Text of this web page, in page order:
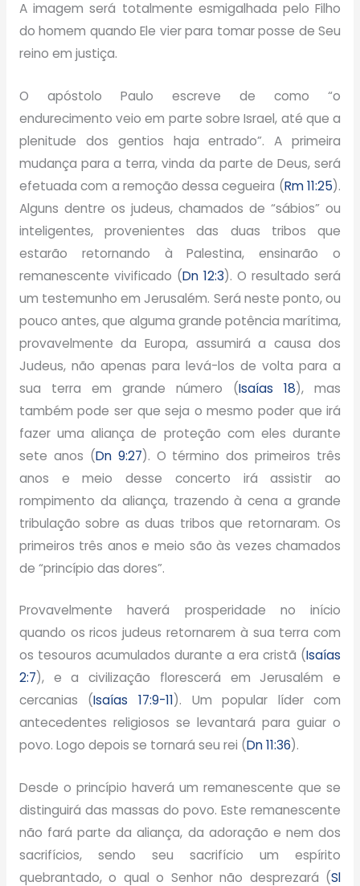
A imagem será totalmente esmigalhada pelo Filho
do homem quando Ele vier para tomar posse de Seu
reino em justiça.
O apóstolo Paulo escreve de como “o
endurecimento veio em parte sobre Israel, até que a
plenitude dos gentios haja entrado”. A primeira
mudança para a terra, vinda da parte de Deus, será
efetuada com a remoção dessa cegueira (Rm 11:25).
Alguns dentre os judeus, chamados de “sábios” ou
inteligentes, provenientes das duas tribos que
estarão retornando à Palestina, ensinarão o
remanescente vivificado (Dn 12:3). O resultado será
um testemunho em Jerusalém. Será neste ponto, ou
pouco antes, que alguma grande potência marítima,
provavelmente da Europa, assumirá a causa dos
Judeus, não apenas para levá-los de volta para a
sua terra em grande número (Isaías 18), mas
também pode ser que seja o mesmo poder que irá
fazer uma aliança de proteção com eles durante
sete anos (Dn 9:27). O término dos primeiros três
anos e meio desse concerto irá assistir ao
rompimento da aliança, trazendo à cena a grande
tribulação sobre as duas tribos que retornaram. Os
primeiros três anos e meio são às vezes chamados
de “princípio das dores”.
Provavelmente haverá prosperidade no início
quando os ricos judeus retornarem à sua terra com
os tesouros acumulados durante a era cristã (Isaías
2:7), e a civilização florescerá em Jerusalém e
cercanias (Isaías 17:9-11). Um popular líder com
antecedentes religiosos se levantará para guiar o
povo. Logo depois se tornará seu rei (Dn 11:36).
Desde o princípio haverá um remanescente que se
distinguirá das massas do povo. Este remanescente
não fará parte da aliança, da adoração e nem dos
sacrifícios, sendo seu sacrifício um espírito
quebrantado, o qual o Senhor não desprezará (Sl